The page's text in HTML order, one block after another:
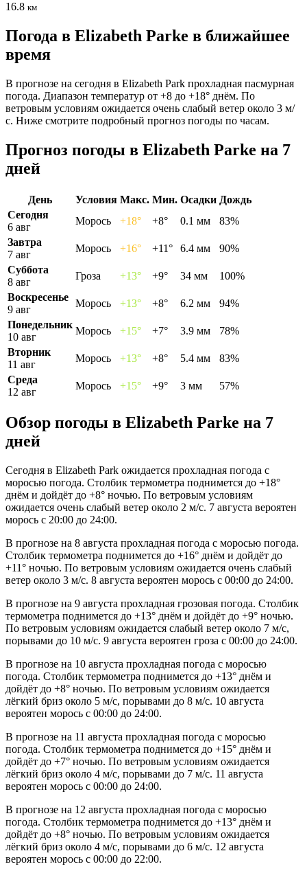
16.8 км
Погода в Elizabeth Parkе в ближайшее
время
В прогнозе на сегодня в Elizabeth Park прохладная пасмурная
погода. Диапазон температур от +8 до +18° днём. По
ветровым условиям ожидается очень слабый ветер около 3 м/
с. Ниже смотрите подробный прогноз погоды по часам.
Прогноз погоды в Elizabeth Parkе на 7
дней
День Условия Макс. Мин. Осадки Дождь
Сегодня
6 авг
Морось +18° +8° 0.1 мм
83%
Завтра
7 авг
Морось +16° +11° 6.4 мм
90%
Суббота
8 авг
Гроза +13° +9° 34 мм
100%
Воскресенье
9 авг
Морось +13° +8° 6.2 мм
94%
Понедельник
10 авг
Морось +15° +7° 3.9 мм
78%
Вторник
11 авг
Морось +13° +8° 5.4 мм
83%
Среда
12 авг
Морось +15° +9° 3 мм 57%
Обзор погоды в Elizabeth Parkе на 7
дней
Сегодня в Elizabeth Park ожидается прохладная погода с
моросью погода. Столбик термометра поднимется до +18°
днём и дойдёт до +8° ночью. По ветровым условиям
ожидается очень слабый ветер около 2 м/с. 7 августа вероятен
морось с 20:00 до 24:00.
В прогнозе на 8 августа прохладная погода с моросью погода.
Столбик термометра поднимется до +16° днём и дойдёт до
+11° ночью. По ветровым условиям ожидается очень слабый
ветер около 3 м/с. 8 августа вероятен морось с 00:00 до 24:00.
В прогнозе на 9 августа прохладная грозовая погода. Столбик
термометра поднимется до +13° днём и дойдёт до +9° ночью.
По ветровым условиям ожидается слабый ветер около 7 м/с,
порывами до 10 м/с. 9 августа вероятен гроза с 00:00 до 24:00.
В прогнозе на 10 августа прохладная погода с моросью
погода. Столбик термометра поднимется до +13° днём и
дойдёт до +8° ночью. По ветровым условиям ожидается
лёгкий бриз около 5 м/с, порывами до 8 м/с. 10 августа
вероятен морось с 00:00 до 24:00.
В прогнозе на 11 августа прохладная погода с моросью
погода. Столбик термометра поднимется до +15° днём и
дойдёт до +7° ночью. По ветровым условиям ожидается
лёгкий бриз около 4 м/с, порывами до 7 м/с. 11 августа
вероятен морось с 00:00 до 24:00.
В прогнозе на 12 августа прохладная погода с моросью
погода. Столбик термометра поднимется до +13° днём и
дойдёт до +8° ночью. По ветровым условиям ожидается
лёгкий бриз около 4 м/с, порывами до 6 м/с. 12 августа
вероятен морось с 00:00 до 22:00.